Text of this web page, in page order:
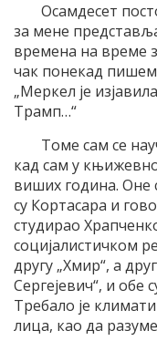
Осамдесет
за мене
времена на време
чак понекад
„Меркел је
Трамп…“
Томе сам се
кад сам у
виших година. Оне
су Кортасара и
студирао
социјалистичком
другу „Хмир“, а
Сергејевич“, и обе
Требало је
лица, као да